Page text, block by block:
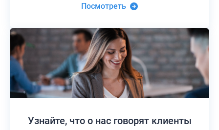
Посмотреть
Узнайте,что о нас говорят клиенты